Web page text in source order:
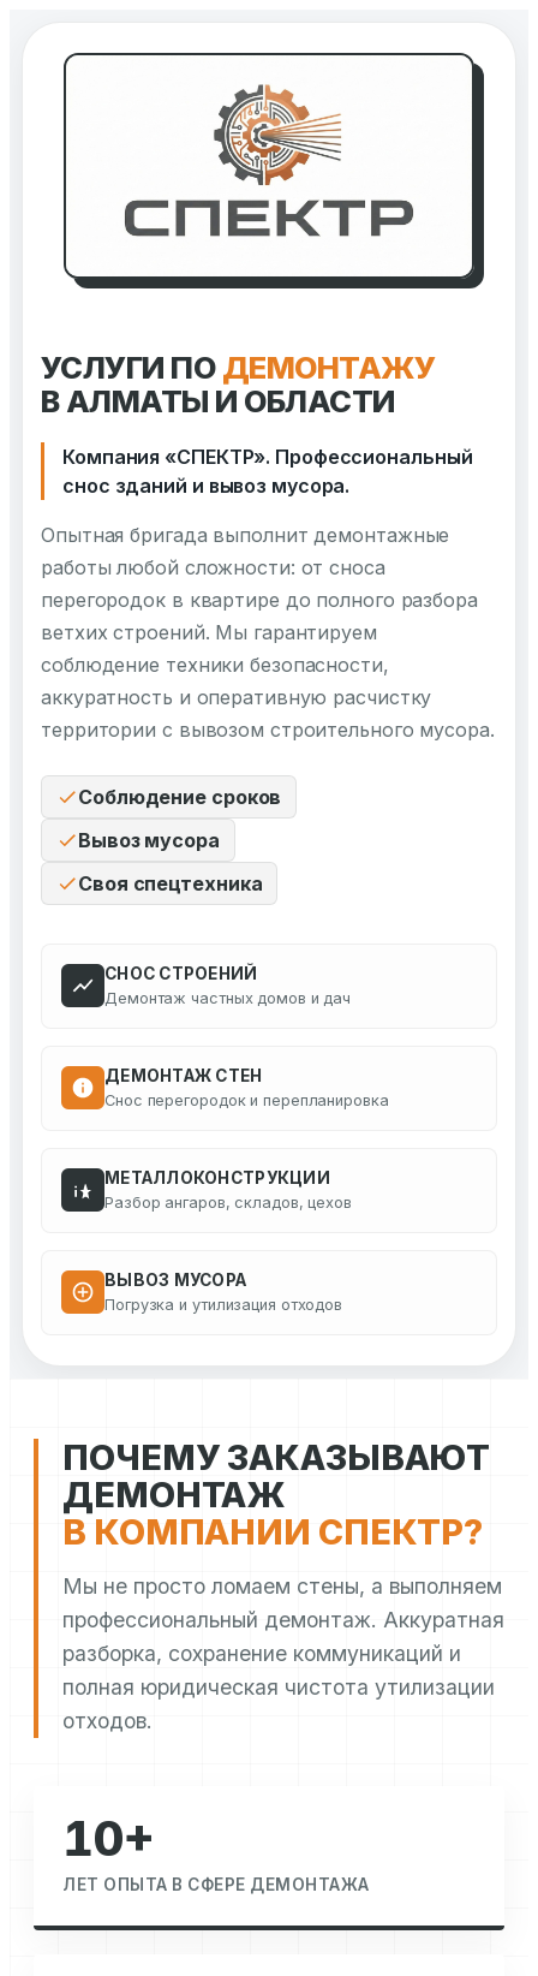
УСЛУГИ ПОДЕМОНТАЖУ
В АЛМАТЫ И ОБЛАСТИ
Компания «СПЕКТР». Профессиональный
снос зданий и вывоз мусора.
Опытная бригада выполнит демонтажные
работы любой сложности: от сноса
перегородок в квартире до полного разбора
ветхих строений. Мы гарантируем
соблюдение техники безопасности,
аккуратность и оперативную расчистку
территории с вывозом строительного мусора.
Соблюдение сроков
Вывоз мусора
Своя спецтехника
СНОС СТРОЕНИЙ
Демонтаж частных домов и дач
ДЕМОНТАЖ СТЕН
Снос перегородок и перепланировка
МЕТАЛЛОКОНСТРУКЦИИ
Разбор ангаров, складов, цехов
ВЫВОЗ МУСОРА
Погрузка и утилизация отходов
ПОЧЕМУ ЗАКАЗЫВАЮТ
ДЕМОНТАЖ
В КОМПАНИИ СПЕКТР?
Мы не просто ломаем стены, а выполняем
профессиональный демонтаж. Аккуратная
разборка, сохранение коммуникаций и
полная юридическая чистота утилизации
отходов.
10+
ЛЕТ ОПЫТА В СФЕРЕ ДЕМОНТАЖА